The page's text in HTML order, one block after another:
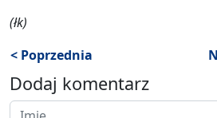
(łk)
< Poprzednia
Dodaj komentarz